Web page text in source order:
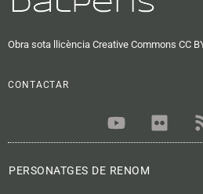
Obra sota llicència Creative Commons CC
CONTACTAR
Y
o
t
F
l
PERSONATGES DE RENOM